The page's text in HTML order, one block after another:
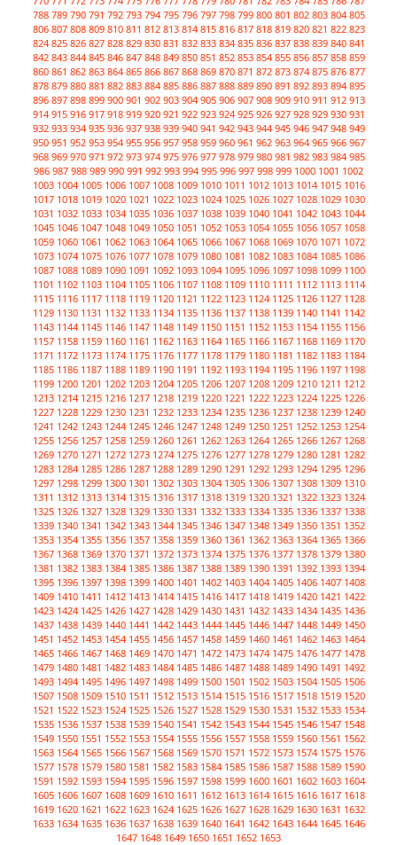
788 789 790 791 792 793 794 795 796 797 798 799 800 801 802 803 804 805
806 807 808 809 810 811 812 813 814 815 816 817 818 819 820 821 822 823
824 825 826 827 828 829 830 831 832 833 834 835 836 837 838 839 840 841
842 843 844 845 846 847 848 849 850 851 852 853 854 855 856 857 858 859
860 861 862 863 864 865 866 867 868 869 870 871 872 873 874 875 876 877
878 879 880 881 882 883 884 885 886 887 888 889 890 891 892 893 894 895
896 897 898 899 900 901 902 903 904 905 906 907 908 909 910 911 912 913
914 915 916 917 918 919 920 921 922 923 924 925 926 927 928 929 930 931
932 933 934 935 936 937 938 939 940 941 942 943 944 945 946 947 948 949
950 951 952 953 954 955 956 957 958 959 960 961 962 963 964 965 966 967
968 969 970 971 972 973 974 975 976 977 978 979 980 981 982 983 984 985
986 987 988 989 990 991 992 993 994 995 996 997 998 999 1000 1001 1002
1003 1004 1005 1006 1007 1008 1009 1010 1011 1012 1013 1014 1015 1016
1017 1018 1019 1020 1021 1022 1023 1024 1025 1026 1027 1028 1029 1030
1031 1032 1033 1034 1035 1036 1037 1038 1039 1040 1041 1042 1043 1044
1045 1046 1047 1048 1049 1050 1051 1052 1053 1054 1055 1056 1057 1058
1059 1060 1061 1062 1063 1064 1065 1066 1067 1068 1069 1070 1071 1072
1073 1074 1075 1076 1077 1078 1079 1080 1081 1082 1083 1084 1085 1086
1087 1088 1089 1090 1091 1092 1093 1094 1095 1096 1097 1098 1099 1100
1101 1102 1103 1104 1105 1106 1107 1108 1109 1110 1111 1112 1113 1114
1115 1116 1117 1118 1119 1120 1121 1122 1123 1124 1125 1126 1127 1128
1129 1130 1131 1132 1133 1134 1135 1136 1137 1138 1139 1140 1141 1142
1143 1144 1145 1146 1147 1148 1149 1150 1151 1152 1153 1154 1155 1156
1157 1158 1159 1160 1161 1162 1163 1164 1165 1166 1167 1168 1169 1170
1171 1172 1173 1174 1175 1176 1177 1178 1179 1180 1181 1182 1183 1184
1185 1186 1187 1188 1189 1190 1191 1192 1193 1194 1195 1196 1197 1198
1199 1200 1201 1202 1203 1204 1205 1206 1207 1208 1209 1210 1211 1212
1213 1214 1215 1216 1217 1218 1219 1220 1221 1222 1223 1224 1225 1226
1227 1228 1229 1230 1231 1232 1233 1234 1235 1236 1237 1238 1239 1240
1241 1242 1243 1244 1245 1246 1247 1248 1249 1250 1251 1252 1253 1254
1255 1256 1257 1258 1259 1260 1261 1262 1263 1264 1265 1266 1267 1268
1269 1270 1271 1272 1273 1274 1275 1276 1277 1278 1279 1280 1281 1282
1283 1284 1285 1286 1287 1288 1289 1290 1291 1292 1293 1294 1295 1296
1297 1298 1299 1300 1301 1302 1303 1304 1305 1306 1307 1308 1309 1310
1311 1312 1313 1314 1315 1316 1317 1318 1319 1320 1321 1322 1323 1324
1325 1326 1327 1328 1329 1330 1331 1332 1333 1334 1335 1336 1337 1338
1339 1340 1341 1342 1343 1344 1345 1346 1347 1348 1349 1350 1351 1352
1353 1354 1355 1356 1357 1358 1359 1360 1361 1362 1363 1364 1365 1366
1367 1368 1369 1370 1371 1372 1373 1374 1375 1376 1377 1378 1379 1380
1381 1382 1383 1384 1385 1386 1387 1388 1389 1390 1391 1392 1393 1394
1395 1396 1397 1398 1399 1400 1401 1402 1403 1404 1405 1406 1407 1408
1409 1410 1411 1412 1413 1414 1415 1416 1417 1418 1419 1420 1421 1422
1423 1424 1425 1426 1427 1428 1429 1430 1431 1432 1433 1434 1435 1436
1437 1438 1439 1440 1441 1442 1443 1444 1445 1446 1447 1448 1449 1450
1451 1452 1453 1454 1455 1456 1457 1458 1459 1460 1461 1462 1463 1464
1465 1466 1467 1468 1469 1470 1471 1472 1473 1474 1475 1476 1477 1478
1479 1480 1481 1482 1483 1484 1485 1486 1487 1488 1489 1490 1491 1492
1493 1494 1495 1496 1497 1498 1499 1500 1501 1502 1503 1504 1505 1506
1507 1508 1509 1510 1511 1512 1513 1514 1515 1516 1517 1518 1519 1520
1521 1522 1523 1524 1525 1526 1527 1528 1529 1530 1531 1532 1533 1534
1535 1536 1537 1538 1539 1540 1541 1542 1543 1544 1545 1546 1547 1548
1549 1550 1551 1552 1553 1554 1555 1556 1557 1558 1559 1560 1561 1562
1563 1564 1565 1566 1567 1568 1569 1570 1571 1572 1573 1574 1575 1576
1577 1578 1579 1580 1581 1582 1583 1584 1585 1586 1587 1588 1589 1590
1591 1592 1593 1594 1595 1596 1597 1598 1599 1600 1601 1602 1603 1604
1605 1606 1607 1608 1609 1610 1611 1612 1613 1614 1615 1616 1617 1618
1619 1620 1621 1622 1623 1624 1625 1626 1627 1628 1629 1630 1631 1632
1633 1634 1635 1636 1637 1638 1639 1640 1641 1642 1643 1644 1645 1646
1647 1648 1649 1650 1651 1652 1653